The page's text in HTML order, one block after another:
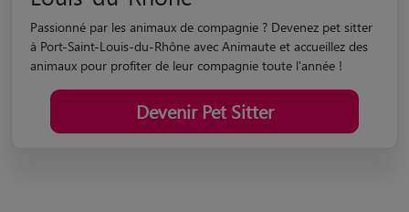
Passionné par les animaux de compagnie ? Devenez pet sitter
à Port-Saint-Louis-du-Rhône avec Animaute et accueillez des
animaux pour profiter de leur compagnie toute l'année !
Devenir Pet Sitter